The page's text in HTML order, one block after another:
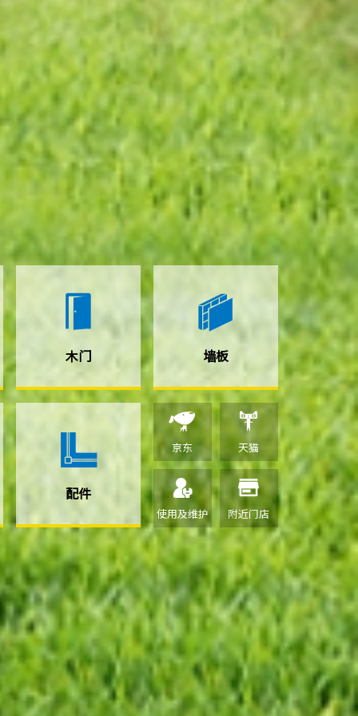
木门 墙板
配件
京东 天猫
使用及维护 附近门店